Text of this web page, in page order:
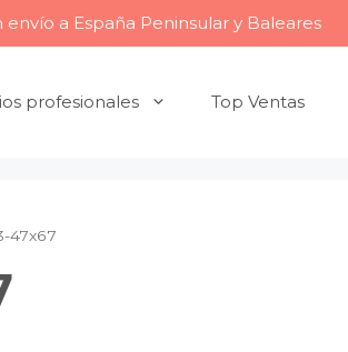
a España Peninsular y Baleares
profesionales Top Ventas
47x67